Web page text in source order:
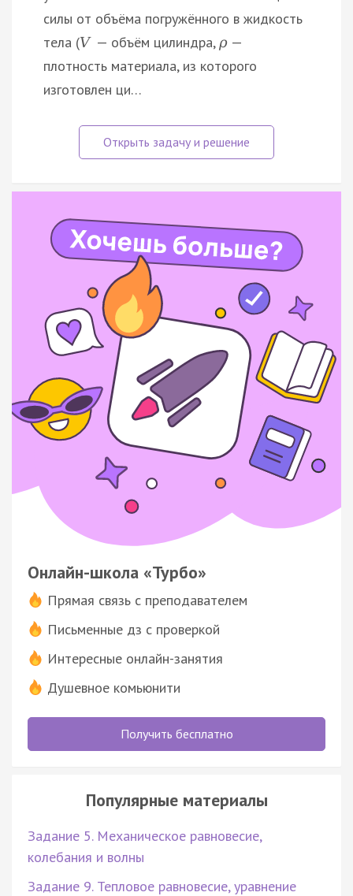
силы от объёма погружённого в жидкость
тела (V — объём цилиндра,ρ —
плотность материала, из которого
изготовлен ци…
Онлайн-школа «Турбо»
Прямая связь с преподавателем
Письменные дз с проверкой
Интересные онлайн-занятия
Душевное комьюнити
Получить бесплатно
Популярные материалы
Задание 5. Механическое равновесие,
колебания и волны
Задание 9. Тепловое равновесие, уравнение